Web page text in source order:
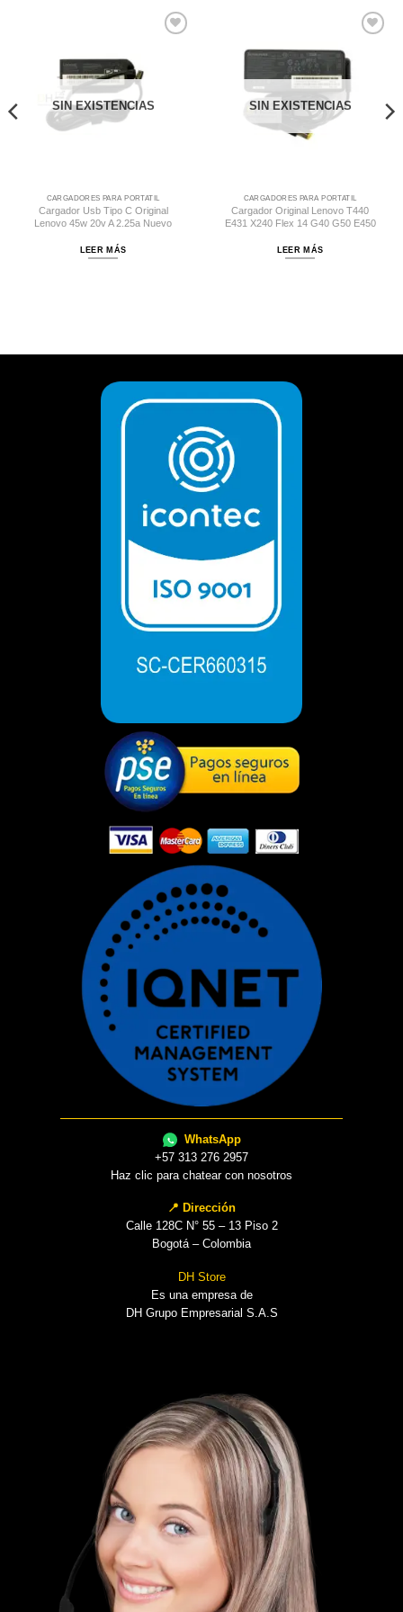
SIN EXISTENCIAS
CARGADORES PARA PORTATIL
Cargador Usb Tipo C Original
Lenovo 45w 20v A 2.25a Nuevo
LEER MÁS
SIN EXISTENCIAS
CARGADORES PARA PORTATIL
Cargador Original Lenovo T440
E431 X240 Flex 14 G40 G50 E450
LEER MÁS
WhatsApp
+57 313 276 2957
Haz clic para chatear con nosotros
📍 Dirección
Calle 128C N° 55 – 13 Piso 2
Bogotá – Colombia
DH Store
Es una empresa de
DH Grupo Empresarial S.A.S